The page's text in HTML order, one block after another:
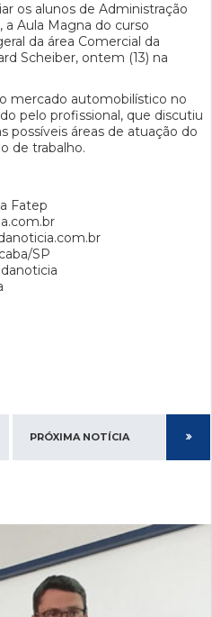
os alunos de Administração
a Aula Magna do curso
da área Comercial da
Scheiber, ontem (13) na
mercado automobilístico no
pelo profissional, que discutiu
possíveis áreas de atuação do
de trabalho.
Fatep
SP
PRÓXIMA NOTÍCIA